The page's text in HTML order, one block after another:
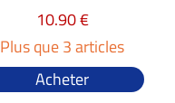
10.90 €
Plus que 3 articles
Acheter